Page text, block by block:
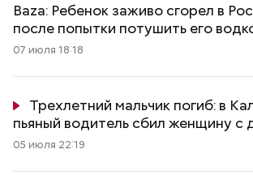
Baza: Ребенок заживо сгорел в
после попытки потушить его
07 июля 18:18
Трехлетний мальчик погиб: в
пьяный водитель сбил женщину с
05 июля 22:19